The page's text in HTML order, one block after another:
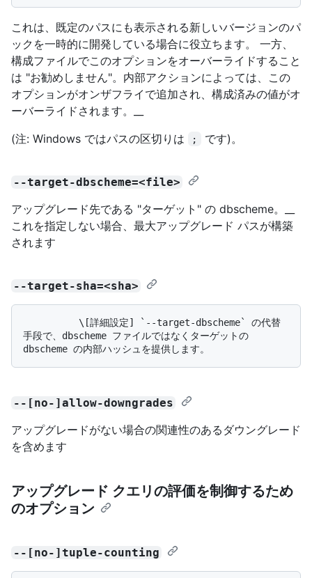
これは、既定のパスにも表示される新しいバージョンのパ
ックを一時的に開発している場合に役立ちます。 一方、
構成ファイルでこのオプションをオーバーライドすること
は "お勧めしません"。内部アクションによっては、この
オプションがオンザフライで追加され、構成済みの値がオ
ーバーライドされます。__
(注: Windows ではパスの区切りは
; です)。
--target-dbscheme=<file>
アップグレード先である "ターゲット" の dbscheme。__
これを指定しない場合、最大アップグレード パスが構築
されます
--target-sha=<sha>
手段で、dbscheme ファイルではなくターゲットの
--[no-]allow-downgrades
アップグレードがない場合の関連性のあるダウングレード
を含めます
アップグレード クエリの評価を制御するため
のオプション
--[no-]tuple-counting